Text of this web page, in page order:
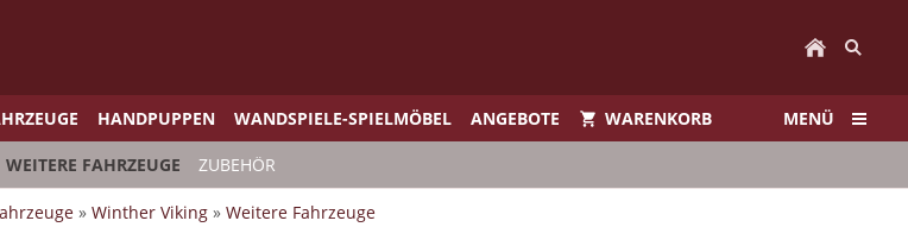
HANDPUPPEN WANDSPIELE-SPIELMÖBEL ANGEBOTE WARENKORB MENÜ
WEITERE FAHRZEUGE ZUBEHÖR
» Winther Viking » Weitere Fahrzeuge